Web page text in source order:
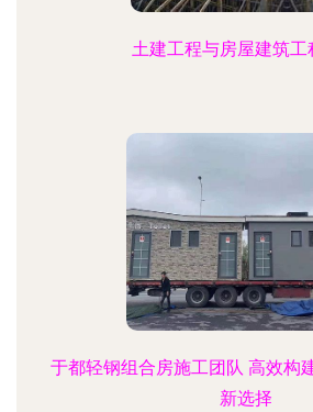
土建工程与房屋建筑工
于都轻钢组合房施工团队 高效构
新选择